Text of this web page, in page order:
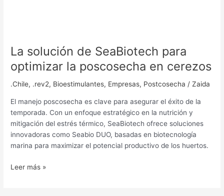
La solución de SeaBiotech para
optimizar la poscosecha en cerezos
.Chile, .rev2, Bioestimulantes, Empresas, Postcosecha /Zaida
El manejo poscosecha es clave para asegurar el éxito de la
temporada. Con un enfoque estratégico en la nutrición y
mitigación del estrés térmico, SeaBiotech ofrece soluciones
innovadoras como Seabio DUO, basadas en biotecnología
marina para maximizar el potencial productivo de los huertos.
Leer más »